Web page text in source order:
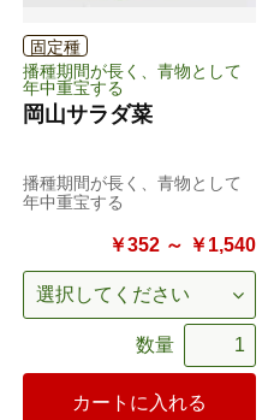
固定種
播種期間が長く、青物として
年中重宝する
岡山サラダ菜
播種期間が長く、青物として
年中重宝する
￥352 ～ ￥1,540
数量
カートに入れる